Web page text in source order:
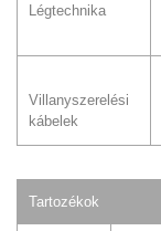
Légtechnika
Villanyszerelési
kábelek
Tartozékok